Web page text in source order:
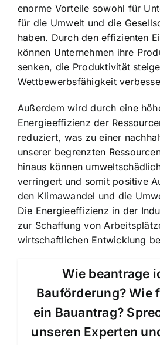
enorme Vorteile sowohl für
für die Umwelt und die
haben. Durch den effizienten
können Unternehmen ihre
senken, die Produktivität
Wettbewerbsfähigkeit
Außerdem wird durch eine
Energieeffizienz der
reduziert, was zu einer
unserer begrenzten
hinaus können
verringert und somit positive
den Klimawandel und die
Die Energieeffizienz in der
zur Schaffung von
wirtschaftlichen Entwicklung
Wie beantrage
Bauförderung? Wie
ein Bauantrag?
unseren Experten